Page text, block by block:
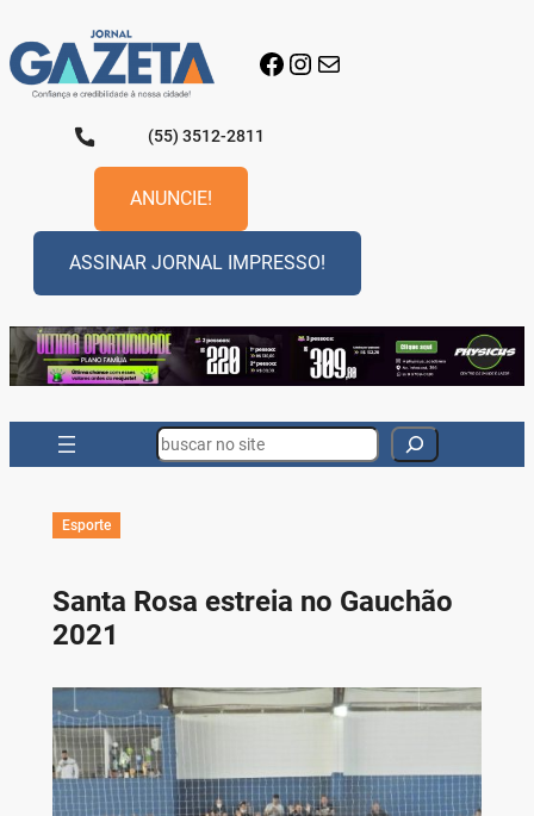
para
o
conteúdo
Facebook
Instagram
E-mail
(55) 3512-2811
ANUNCIE!
ASSINAR JORNAL IMPRESSO!
Search
Esporte
Santa Rosa estreia no Gauchão
2021